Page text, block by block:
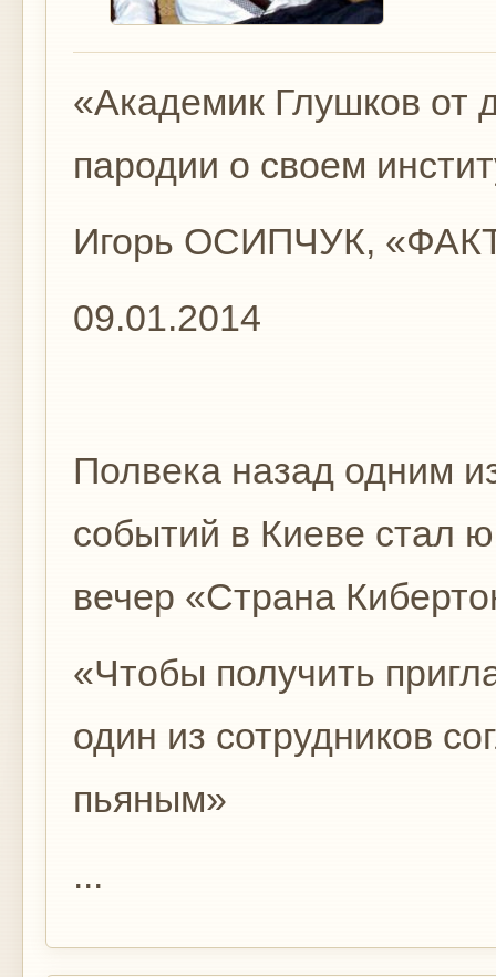
«Академик Глушков от
пародии о своем
Игорь ОСИПЧУК,
09.01.2014
Полвека назад одним
событий в Киеве стал
вечер «Страна
«Чтобы получить
один из сотрудников
пьяным»
...